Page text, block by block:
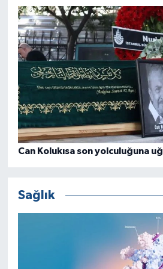
Can Kolukısa son yolculuğuna
Sağlık